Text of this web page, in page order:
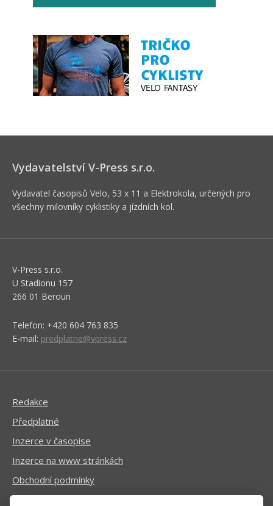
Vydavatelství V-Press s.r.o.
Vydavatel časopisů Velo, 53 x 11 a Elektrokola, určených pro
všechny milovníky cyklistiky a jízdních kol.
V-Press s.r.o.
U Stadionu 157
266 01 Beroun
Telefon: +420 604 763 835
E-mail: predplatne@vpress.cz
Redakce
Předplatné
Inzerce v časopise
Inzerce na www stránkách
Obchodní podmínky
Ochrana osobních údajů